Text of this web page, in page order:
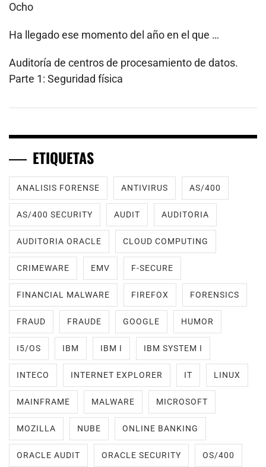
Ocho
Ha llegado ese momento del año en el que …
Auditoría de centros de procesamiento de datos.
Parte 1: Seguridad física
ETIQUETAS
ANALISIS FORENSE ANTIVIRUS AS/400
AS/400 SECURITY AUDIT AUDITORIA
AUDITORIA ORACLE CLOUD COMPUTING
CRIMEWARE EMV F-SECURE
FINANCIAL MALWARE FIREFOX FORENSICS
FRAUD FRAUDE GOOGLE HUMOR
I5/OS IBM IBM I IBM SYSTEM I
INTECO INTERNET EXPLORER IT LINUX
MAINFRAME MALWARE MICROSOFT
MOZILLA NUBE ONLINE BANKING
ORACLE AUDIT ORACLE SECURITY OS/400